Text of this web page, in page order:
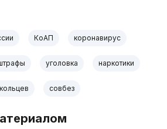
КоАП коронавирус
уголовка наркотики
совбез